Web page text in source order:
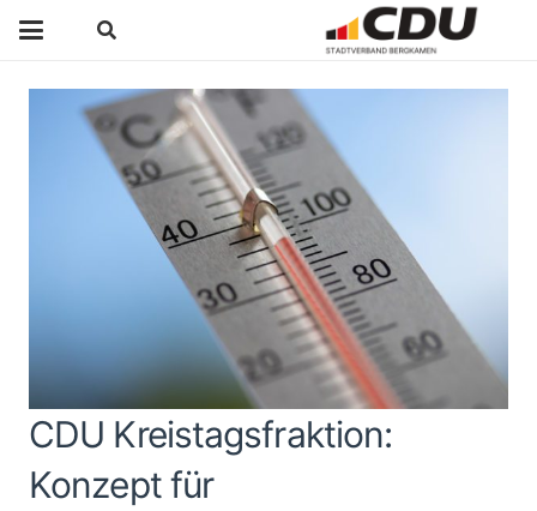
CDU Kreistagsfraktion:
Konzept für